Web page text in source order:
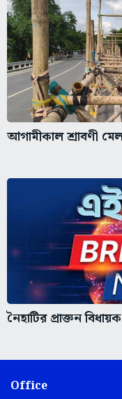
আগামীকাল শ্রাবণী
নৈহাটির প্রাক্তন
Office